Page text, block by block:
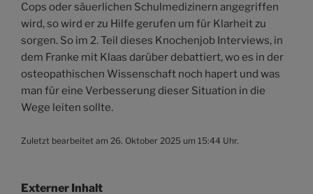
Cops oder säuerlichen Schulmedizinern angegriffen
wird, so wird er zu Hilfe gerufen um für Klarheit zu
sorgen. So im 2. Teil dieses Knochenjob Interviews, in
dem Franke mit Klaas darüber debattiert, wo es in der
osteopathischen Wissenschaft noch hapert und was
man für eine Verbesserung dieser Situation in die
Wege leiten sollte.
Zuletzt bearbeitet am 26. Oktober 2025 um 15:44 Uhr.
Externer Inhalt